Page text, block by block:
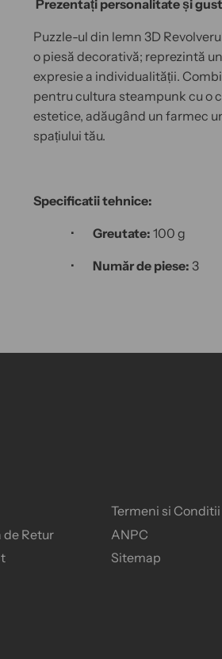
Prezentați personalitate și gust
Puzzle-ul din lemn 3D
o piesă decorativă; reprezintă
expresie a individualității.
pentru cultura steampunk cu o
estetice, adăugând un farmec
spațiului tău.
Specificatii tehnice:
· Greutate: 100 g
· Număr de piese: 3
de Retur
Termeni si Conditii
ANPC
Sitemap